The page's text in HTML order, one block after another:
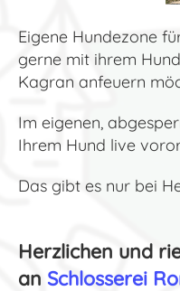
Eigene Hundezone
gerne mit ihrem
Kagran anfeuern
Im eigenen,
Ihrem Hund live
Das gibt es nur bei
Herzlichen und
an Schlosserei